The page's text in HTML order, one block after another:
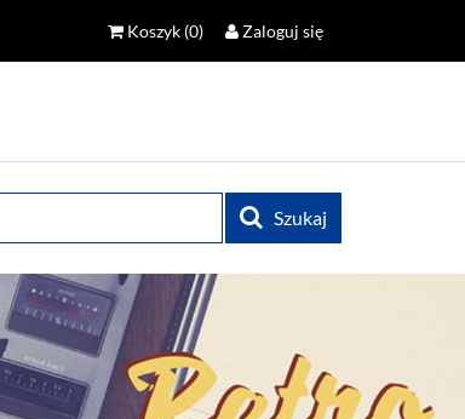
Koszyk (0) Zaloguj się
Szukaj